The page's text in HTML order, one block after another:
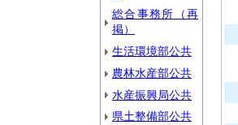
総合事務所（再
掲）
生活環境部公共
農林水産部公共
水産振興局公共
県土整備部公共